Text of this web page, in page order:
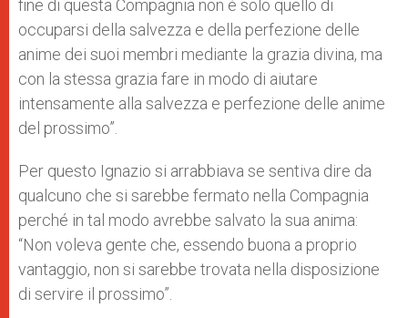
fine di questa Compagnia non è solo quello di
occuparsi della salvezza e della perfezione delle
anime dei suoi membri mediante la grazia divina, ma
con la stessa grazia fare in modo di aiutare
intensamente alla salvezza e perfezione delle anime
del prossimo”.
Per questo Ignazio si arrabbiava se sentiva dire da
qualcuno che si sarebbe fermato nella Compagnia
perché in tal modo avrebbe salvato la sua anima:
“Non voleva gente che, essendo buona a proprio
vantaggio, non si sarebbe trovata nella disposizione
di servire il prossimo”.